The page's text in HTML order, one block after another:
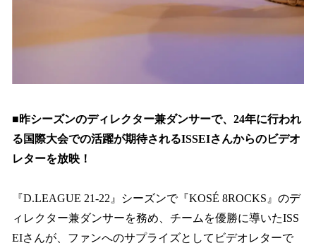
■昨シーズンのディレクター兼ダンサーで、24年に行われ
る国際大会での活躍が期待されるISSEIさんからのビデオ
レターを放映！
『D.LEAGUE 21-22』シーズンで『KOSÉ 8ROCKS』のデ
ィレクター兼ダンサーを務め、チームを優勝に導いたISS
EIさんが、ファンへのサプライズとしてビデオレターで